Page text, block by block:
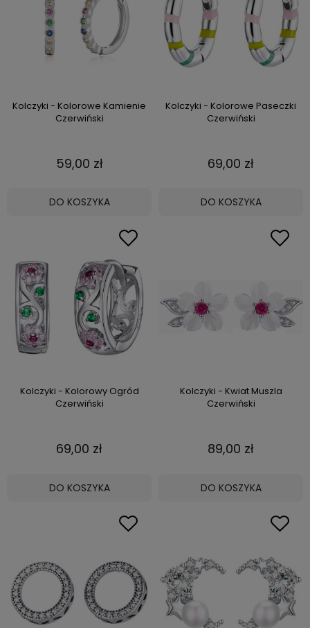
Kolczyki - Kolorowe Kamienie
Czerwiński
59,00 zł
DO KOSZYKA
Kolczyki - Kolorowe Paseczki
Czerwiński
69,00 zł
DO KOSZYKA
Kolczyki - Kolorowy Ogród
Czerwiński
69,00 zł
DO KOSZYKA
Kolczyki - Kwiat Muszla
Czerwiński
89,00 zł
DO KOSZYKA